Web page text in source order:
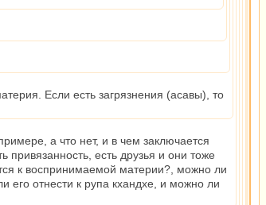
Если есть загрязнения (асавы), то
а что нет, и в чем заключается
есть друзья и они тоже
к воспринимаемой материи?, можно ли
его отнести к рупа кхандхе, и можно ли